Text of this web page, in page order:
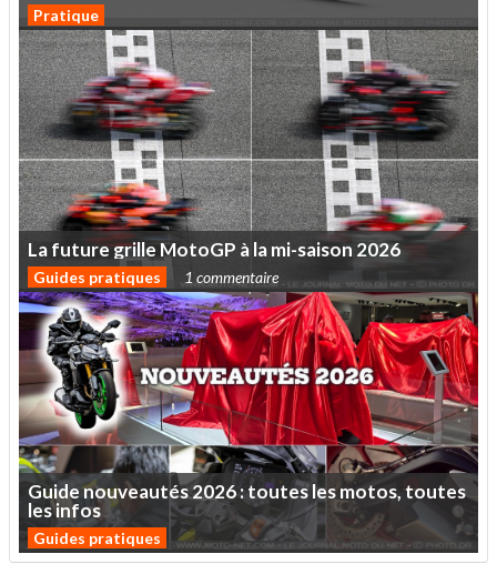
Pratique
Lafuturegrille MotoGP àlami-saison 2026
Guides pratiques 1 commentaire
Guidenouveautés2026:touteslesmotos,toutes
lesinfos
Guides pratiques